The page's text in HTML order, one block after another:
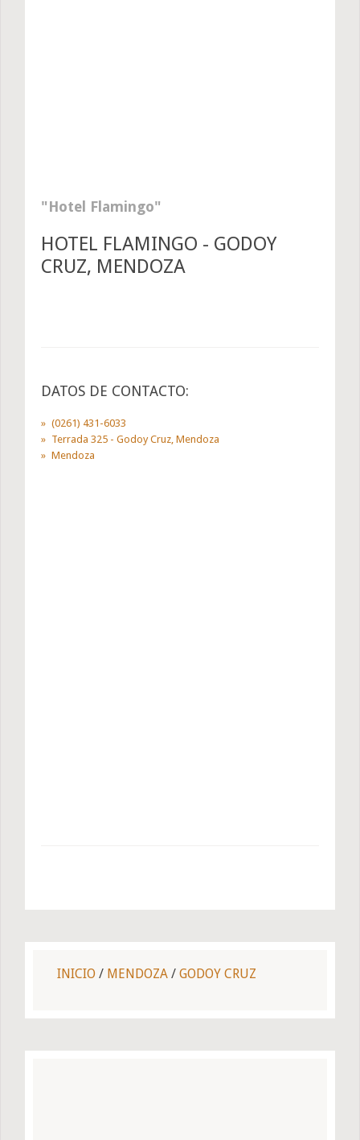
Hotel Flamingo
HOTEL FLAMINGO - GODOY
CRUZ, MENDOZA
DATOS DE CONTACTO:
(0261) 431-6033
Terrada 325 - Godoy Cruz, Mendoza
Mendoza
INICIO / MENDOZA / GODOY CRUZ